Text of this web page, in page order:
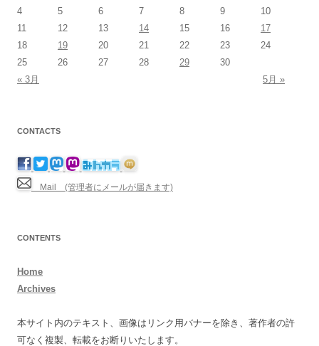
4
5 6 7 8 9
10
11
12 13 14 15 16
17
18
19 20 21 22 23
24
25
26 27 28 29
30
« 3月
5月 »
CONTACTS
Mail (管理者にメールが届きます)
CONTENTS
Home
Archives
本サイト内のテキスト、画像はリンク用バナーを除き、著作者の許
可なく複製、転載をお断りいたします。